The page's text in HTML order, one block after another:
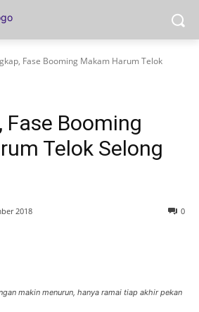
Fase Booming Makam Harum Telok
Fase Booming
Telok Selong
2018 0
makin menurun, hanya ramai tiap akhir pekan